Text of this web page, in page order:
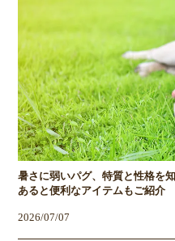
暑さに弱いパグ、特質と性格を
あると便利なアイテムもご紹介
2026/07/07